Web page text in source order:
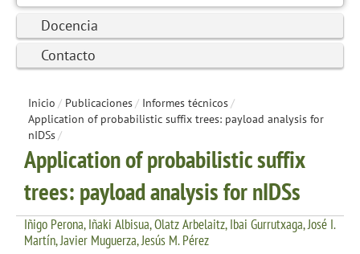
Docencia
Contacto
Inicio / Publicaciones/ Informes técnicos/
Application of probabilistic suffix trees: payload analysis for
nIDSs/
Application of probabilistic suffix
trees: payload analysis for nIDSs
Iñigo Perona, Iñaki Albisua, Olatz Arbelaitz, Ibai Gurrutxaga, José I.
Martín, Javier Muguerza, Jesús M. Pérez